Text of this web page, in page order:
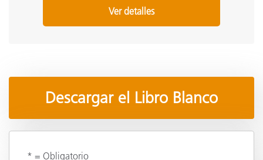
Ver detalles
Descargar el Libro Blanco
* = Obligatorio